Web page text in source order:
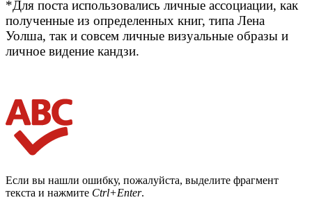
*Для поста использовались личные ассоциации, как
полученные из определенных книг, типа Лена
Уолша, так и совсем личные визуальные образы и
личное видение кандзи.
Если вы нашли ошибку, пожалуйста, выделите фрагмент
текста и нажмите Ctrl+Enter.